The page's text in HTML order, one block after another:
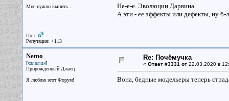
Мне нужно выпить...
Пол:
Репутация: +113
Не-е-е. Эволюции Дарвина.
А эти - ее эффекты или дефекты, ну
Nemo
[капитан]
Прирожденный Джаец
Я люблю этот Форум!
Re: Почёмучка
« Ответ #3331 от22.03.2020 в
Вона, бедные модельеры теперь